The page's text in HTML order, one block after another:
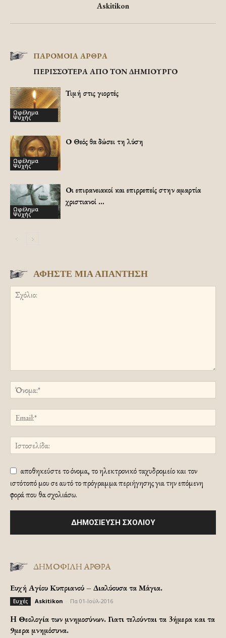
Askitikon
ΠΑΡΟΜΟΙΑ ΑΡΘΡΑ
ΠΕΡΙΣΣΟΤΕΡΑ ΑΠΟ ΤΟΝ ΔΗΜΙΟΥΡΓΟ
Ωφέλημα
Ψυχής
Τιμή στις γιορτές
Ωφέλημα
Ψυχής
Ο Θεός θα δώσει τη λύση
Ωφέλημα
Ψυχής
Οι επιφανειακοί και επιρρεπείς στην αμαρτία
χριστιανοί …
ΑΦΗΣΤΕ ΜΙΑ ΑΠΑΝΤΗΣΗ
αποθηκεύστε το όνομα, το ηλεκτρονικό ταχυδρομείο και τον
ιστότοπό μου σε αυτό το πρόγραμμα περιήγησης για την επόμενη
φορά που θα σχολιάσω.
ΔΗΜΟΦΙΛΗ ΑΡΘΡΑ
Ευχή Αγίου Κυπριανού – Διαλύουσα τα Μάγια.
Ευχές Askitikon Πα 01-Ιούλ-2016
H Θεολογία των μνημοσύνων. Γιατι τελούνται τα 3ήμερα και τα
9μερα μνημόσυνα.